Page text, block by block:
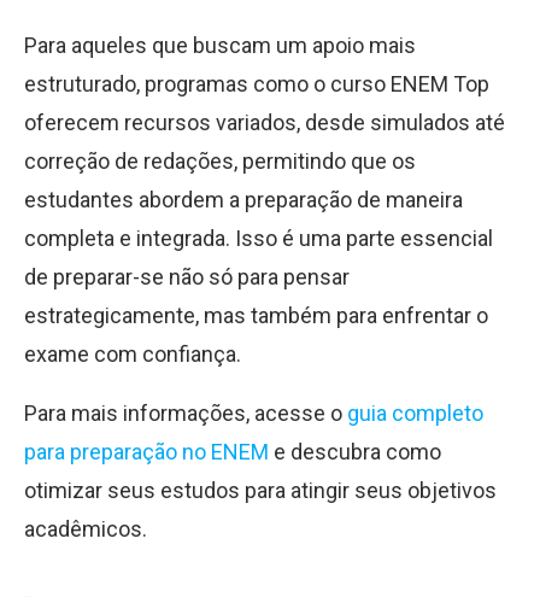
Para aqueles que buscam um apoio mais
estruturado, programas como o curso ENEM Top
oferecem recursos variados, desde simulados até
correção de redações, permitindo que os
estudantes abordem a preparação de maneira
completa e integrada. Isso é uma parte essencial
de preparar-se não só para pensar
estrategicamente, mas também para enfrentar o
exame com confiança.
Para mais informações, acesse o guia completo
para preparação no ENEM e descubra como
otimizar seus estudos para atingir seus objetivos
acadêmicos.